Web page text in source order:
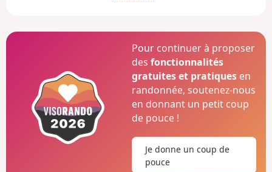
Pour continuer à proposer
desfonctionnalités
gratuites et pratiques en
randonnée, soutenez-nous
en donnant un petit coup
de pouce !
Je donne un coup de
pouce